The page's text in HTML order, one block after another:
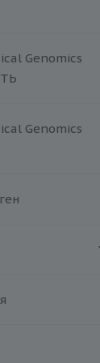
19)
Genomics
Genomics